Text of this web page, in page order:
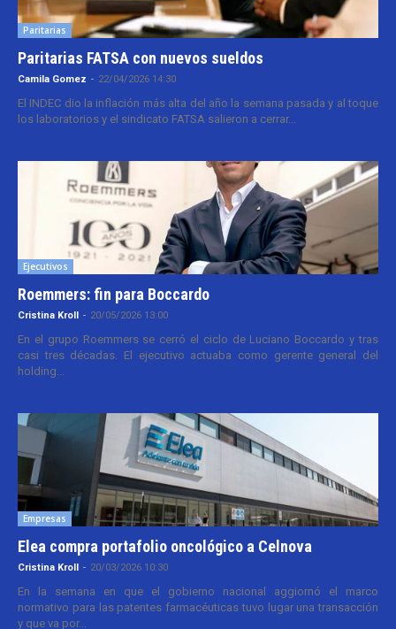
Paritarias
Paritarias FATSA con nuevos sueldos
Camila Gomez - 22/04/2026 14:30
El INDEC dio la inflación más alta del año la semana pasada y al toque
los laboratorios y el sindicato FATSA salieron a cerrar...
Ejecutivos
Roemmers: fin para Boccardo
Cristina Kroll - 20/05/2026 13:00
En el grupo Roemmers se cerró el ciclo de Luciano Boccardo y tras
casi tres décadas. El ejecutivo actuaba como gerente general del
holding...
Empresas
Elea compra portafolio oncológico a Celnova
Cristina Kroll - 20/03/2026 10:30
En la semana en que el gobierno nacional aggiornó el marco
normativo para las patentes farmacéuticas tuvo lugar una transacción
y que va por...